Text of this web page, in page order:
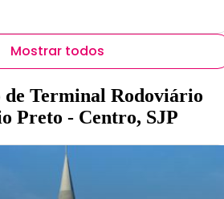
Mostrar todos
de Terminal Rodoviário
Preto - Centro, SJP